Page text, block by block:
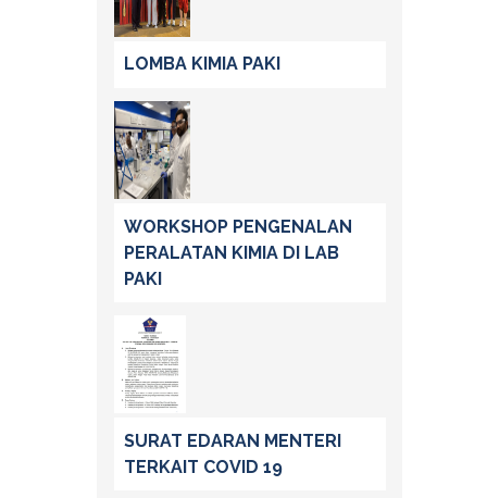
LOMBA KIMIA PAKI
WORKSHOP PENGENALAN
PERALATAN KIMIA DI LAB
PAKI
SURAT EDARAN MENTERI
TERKAIT COVID 19